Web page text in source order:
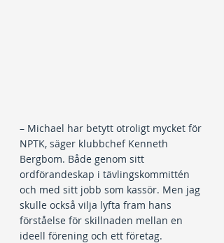
– Michael har betytt otroligt mycket för
NPTK, säger klubbchef Kenneth
Bergbom. Både genom sitt
ordförandeskap i tävlingskommittén
och med sitt jobb som kassör. Men jag
skulle också vilja lyfta fram hans
förståelse för skillnaden mellan en
ideell förening och ett företag.